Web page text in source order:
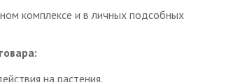
комплексе и в личных подсобных
на растения.